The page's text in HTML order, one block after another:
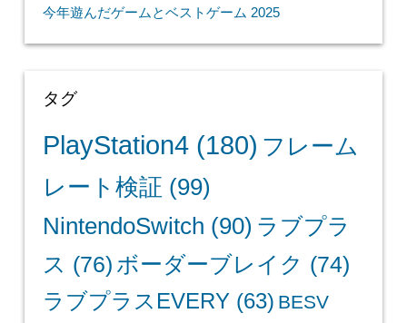
今年遊んだゲームとベストゲーム 2025
タグ
PlayStation4(180) フレーム
レート検証 (99)
NintendoSwitch (90) ラブプラ
ス (76) ボーダーブレイク (74)
ラブプラスEVERY(63) BESV